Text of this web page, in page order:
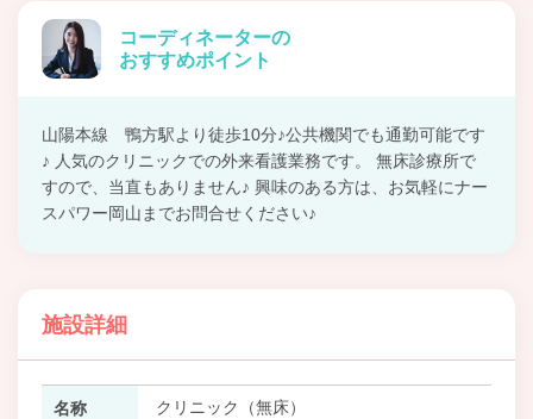
コーディネーターの
おすすめポイント
山陽本線 鴨方駅より徒歩10分♪公共機関でも通勤可能です
♪ 人気のクリニックでの外来看護業務です。 無床診療所で
すので、当直もありません♪ 興味のある方は、お気軽にナー
スパワー岡山までお問合せください♪
施設詳細
名称 クリニック（無床）